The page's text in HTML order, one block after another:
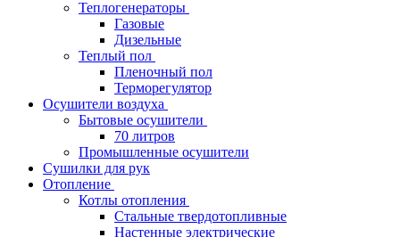
Теплогенераторы
Газовые
Дизельные
Теплый пол
Пленочный пол
Терморегулятор
Осушители воздуха
Бытовые осушители
70 литров
Промышленные осушители
Сушилки для рук
Отопление
Котлы отопления
Стальные твердотопливные
Настенные электрические